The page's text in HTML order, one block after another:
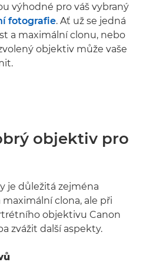
výhodné pro váš vybraný
fotografie. Ať už se jedná
a maximální clonu, nebo
objektiv může vaše
objektiv pro
je důležitá zejména
clona, ale při
objektivu Canon
zvážit další aspekty.